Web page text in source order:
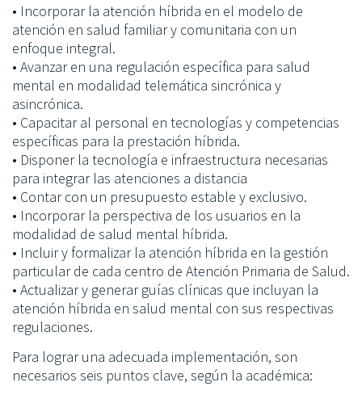
• Incorporar la atención híbrida en el modelo de
atención en salud familiar y comunitaria con un
enfoque integral.
• Avanzar en una regulación específica para salud
mental en modalidad telemática sincrónica y
asincrónica.
• Capacitar al personal en tecnologías y competencias
específicas para la prestación híbrida.
• Disponer la tecnología e infraestructura necesarias
para integrar las atenciones a distancia
• Contar con un presupuesto estable y exclusivo.
• Incorporar la perspectiva de los usuarios en la
modalidad de salud mental híbrida.
• Incluir y formalizar la atención híbrida en la gestión
particular de cada centro de Atención Primaria de Salud.
• Actualizar y generar guías clínicas que incluyan la
atención híbrida en salud mental con sus respectivas
regulaciones.
Para lograr una adecuada implementación, son
necesarios seis puntos clave, según la académica: